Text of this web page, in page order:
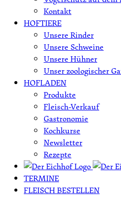
Kontakt
HOFTIERE
Unsere Rinder
Unsere Schweine
Unsere Hühner
Unser zoologischer
HOFLADEN
Produkte
Fleisch-Verkauf
Gastronomie
Kochkurse
Newsletter
Rezepte
TERMINE
FLEISCH BESTELLEN